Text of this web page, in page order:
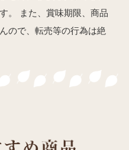
。 また、賞味期限、商品
ので、転売等の行為は絶